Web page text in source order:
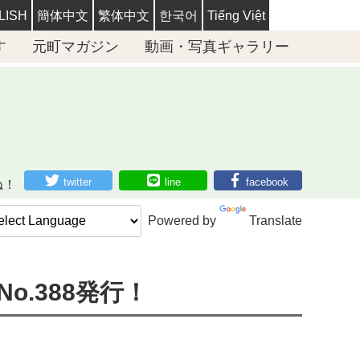
簡体中文 繁体中文 한국어 Tiếng Việt
元町マガジン 動画・写真ギャラリー
twitter line facebook
Powered by Translate
発行！